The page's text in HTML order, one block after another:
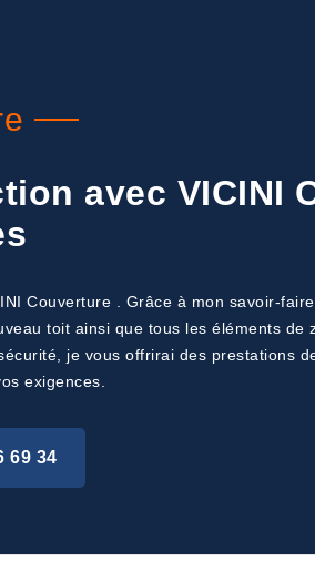
avec VICINI
Couverture . Grâce à mon savoir-
toit ainsi que tous les éléments de
je vous offrirai des prestations
exigences.
69 34